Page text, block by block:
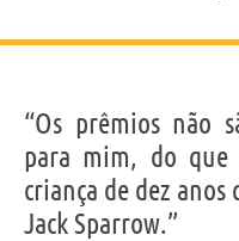
“Os prêmios não
para mim, do que
criança de dez anos
Jack Sparrow.”